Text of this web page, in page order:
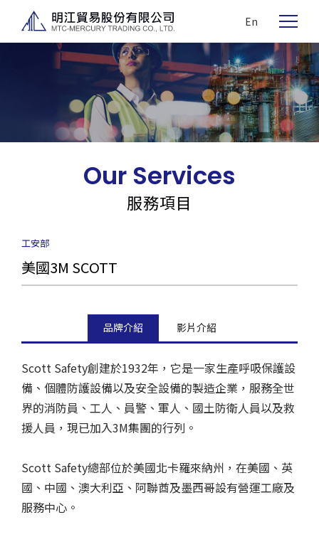
En
Our Services
服務項目
工安部
美國3M SCOTT
品牌介紹 影片介紹
Scott Safety創建於1932年，它是一家生產呼吸保護設
備、個體防護設備以及安全設備的製造企業，服務全世
界的消防員、工人、員警、軍人、國土防衛人員以及救
援人員，現已加入3M集團的行列。
Scott Safety總部位於美國北卡羅來納州，在美國、英
國、中國、澳大利亞、阿聯酋及墨西哥設有營運工廠及
服務中心。